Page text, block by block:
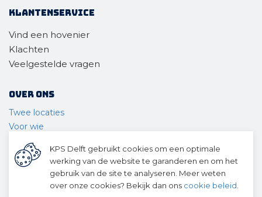
Klantenservice
Vind een hovenier
Klachten
Veelgestelde vragen
Over ons
Twee locaties
Voor wie
Ons team
Geschiedenis
© 2026 KPS Delft
KPS Delft gebruikt cookies om een optimale
werking van de website te garanderen en om het
gebruik van de site te analyseren. Meer weten
over onze cookies? Bekijk dan ons cookie beleid